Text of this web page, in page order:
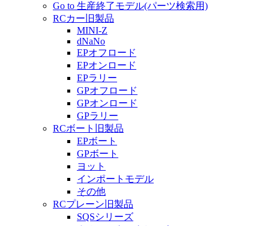
Go to 生産終了モデル(パーツ検索用)
RCカー旧製品
MINI-Z
dNaNo
EPオフロード
EPオンロード
EPラリー
GPオフロード
GPオンロード
GPラリー
RCボート旧製品
EPボート
GPボート
ヨット
インポートモデル
その他
RCプレーン旧製品
SQSシリーズ